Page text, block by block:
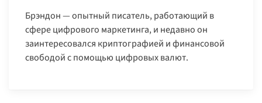
Брэндон — опытный писатель, работающий в
сфере цифрового маркетинга, и недавно он
заинтересовался криптографией и финансовой
свободой с помощью цифровых валют.